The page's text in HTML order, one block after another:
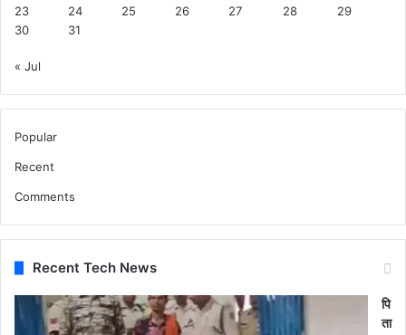
23
24 25 26 27 28
29
30
31
« Jul
Popular
Recent
Comments
Recent Tech News
पि
ता